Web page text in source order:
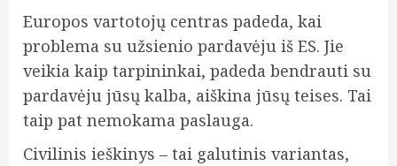
Europos vartotojų centras padeda, kai
problema su užsienio pardavėju iš ES. Jie
veikia kaip tarpininkai, padeda bendrauti su
pardavėju jūsų kalba, aiškina jūsų teises. Tai
taip pat nemokama paslauga.
Civilinis ieškinys – tai galutinis variantas,